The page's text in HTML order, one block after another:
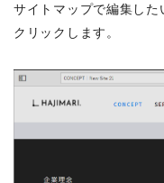
サイトマップで編集し
クリックします。